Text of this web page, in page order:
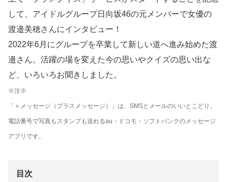
して、アイドルグループ日向坂46の元メンバーで女優の
渡邉美穂さんにインタビュー！
2022年6月にグループを卒業して新しい道へ進み始めた渡
邉さん。活躍の場を変えた今の思いやクイズの思い出な
ど、いろいろお聞きしました。
※注※
「＋メッセージ（プラスメッセージ）」は、SMSとメールのいいとこどり。
電話番号で写真もスタンプも送れるau・ドコモ・ソフトバンクのメッセージ
アプリです。
目次